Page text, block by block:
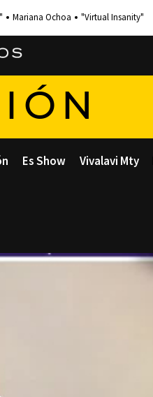
Mariana Ochoa "Virtual Insanity"
Es Show Vivalavi Mty